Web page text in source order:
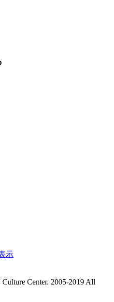
示
Center. 2005-2019 All